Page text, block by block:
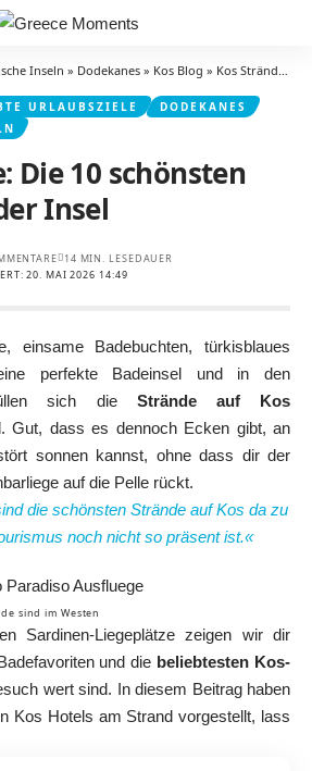
Inseln » Dodekanes » Kos Blog » Kos Strände: Die 10 schönsten Badespots der Insel
URLAUBSZIELE
DODEKANES
Die 10 schönsten
Insel
20. MAI 2026 14:49
14 MIN. LESEDAUER
einsame Badebuchten, türkisblaues
perfekte Badeinsel und in den
füllen sich die Strände auf Kos
Gut, dass es dennoch Ecken gibt, an
sonnen kannst, ohne dass dir der
auf die Pelle rückt.
die schönsten Strände auf Kos da zu
noch nicht so präsent ist.«
sind im Westen
Sardinen-Liegeplätze zeigen wir dir
und die beliebtesten Kos-
wert sind. In diesem Beitrag haben
Kos Hotels am Strand vorgestellt, lass